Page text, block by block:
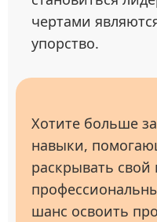
чертами
упорство.
Хотите больше
навыки,
раскрывать
шанс освоить